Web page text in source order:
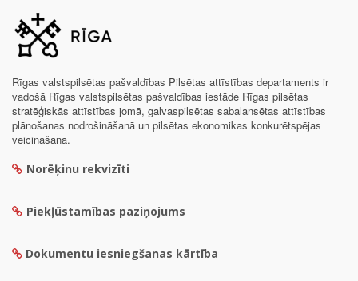
Rīgas valstspilsētas pašvaldības Pilsētas attīstības departaments ir
vadošā Rīgas valstspilsētas pašvaldības iestāde Rīgas pilsētas
stratēģiskās attīstības jomā, galvaspilsētas sabalansētas attīstības
plānošanas nodrošināšanā un pilsētas ekonomikas konkurētspējas
veicināšanā.
Norēķinu rekvizīti
Piekļūstamības paziņojums
Dokumentu iesniegšanas kārtība